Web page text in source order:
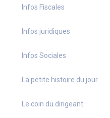
Infos Fiscales
Infos juridiques
Infos Sociales
La petite histoire du jour
Le coin du dirigeant